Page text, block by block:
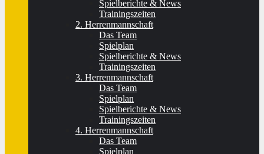
Spielberichte & News
Trainingszeiten
2. Herrenmannschaft
Das Team
Spielplan
Spielberichte & News
Trainingszeiten
3. Herrenmannschaft
Das Team
Spielplan
Spielberichte & News
Trainingszeiten
4. Herrenmannschaft
Das Team
Spielplan